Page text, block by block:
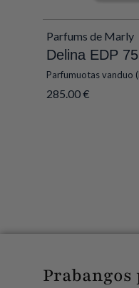
Parfums de Marly
Delina EDP
Parfumuotas vanduo
285.00€
Prabangos